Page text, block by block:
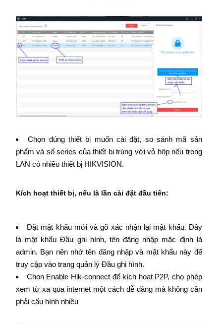
Chọn đúng thiết bị muốn cài đặt, so sánh mã sản
phẩm và số series của thiết bị trùng với vỏ hộp nếu trong
LAN có nhiều thiết bị HIKVISION.
Kích hoạt thiết bị, nếu là lần cài đặt đầu tiên:
Đặt mật khẩu mới và gõ xác nhận lại mật khẩu. Đây
là mật khẩu Đầu ghi hình, tên đăng nhập mặc định là
admin. Bạn nên nhớ tên đăng nhập và mật khẩu này để
truy cập vào trang quản lý Đầu ghi hình.
Chọn Enable Hik-connect để kích hoạt P2P, cho phép
xem từ xa qua internet một cách dễ dàng mà không cần
phải cấu hình nhiều